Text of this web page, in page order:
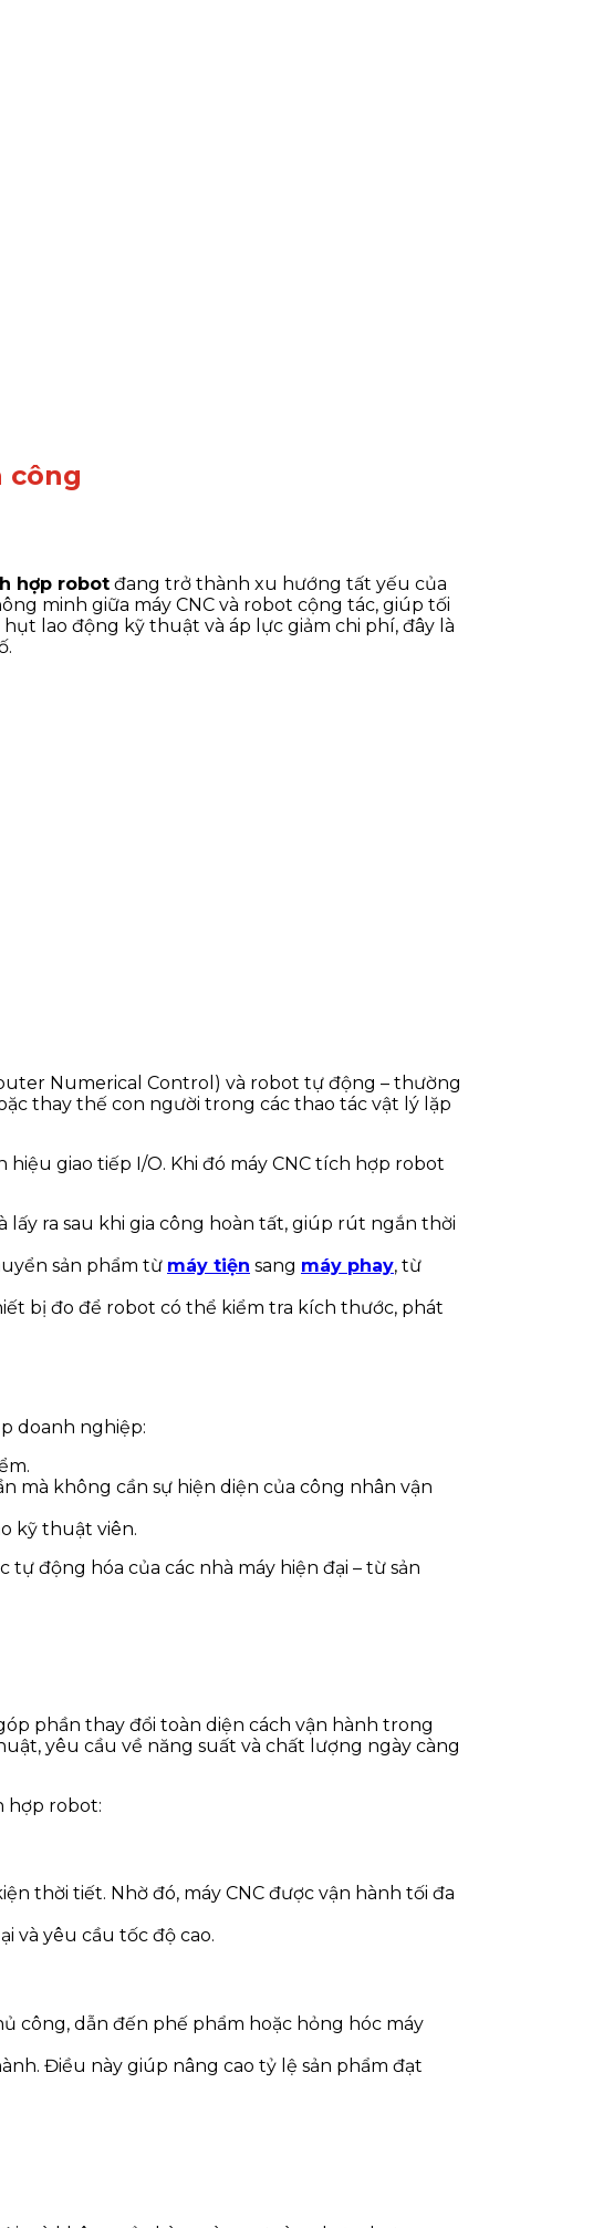
công
hợp robot đang trở thành xu hướng tất yếu của
minh giữa máy CNC và robot cộng tác, giúp tối
lao động kỹ thuật và áp lực giảm chi phí, đây là
Numerical Control) và robot tự động – thường
thay thế con người trong các thao tác vật lý lặp
giao tiếp I/O. Khi đó máy CNC tích hợp robot
lấy ra sau khi gia công hoàn tất, giúp rút ngắn thời
sản phẩm từ máy tiện sang máy phay, từ
bị đo để robot có thể kiểm tra kích thước, phát
doanh nghiệp:
mà không cần sự hiện diện của công nhân vận
kỹ thuật viên.
động hóa của các nhà máy hiện đại – từ sản
phần thay đổi toàn diện cách vận hành trong
yêu cầu về năng suất và chất lượng ngày càng
hợp robot:
thời tiết. Nhờ đó, máy CNC được vận hành tối đa
và yêu cầu tốc độ cao.
công, dẫn đến phế phẩm hoặc hỏng hóc máy
Điều này giúp nâng cao tỷ lệ sản phẩm đạt